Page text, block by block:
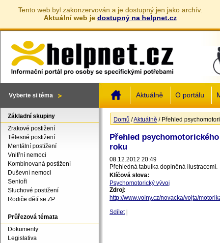
Tento web byl zakonzervován a je dostupný jen jako archív.
Aktuální web je dostupný na helpnet.cz
Vyberte si téma Aktuálně O portálu
Jste zde
Domů /Aktuálně / Přehled
Přehled
roku
08.12.2012 20:49
Přehledná tabulka doplněná ilustracemi.
Klíčová slova:
Psychomotorický vývoj
Zdroj:
http://www.volny.cz/novacka/vojta/
Sdílet
Základní skupiny
Zrakové postižení
Tělesné postižení
Mentální postižení
Vnitřní nemoci
Kombinovaná postižení
Duševní nemoci
Senioři
Sluchové postižení
Rodiče dětí se ZP
Průřezová témata
Dokumenty
Legislativa